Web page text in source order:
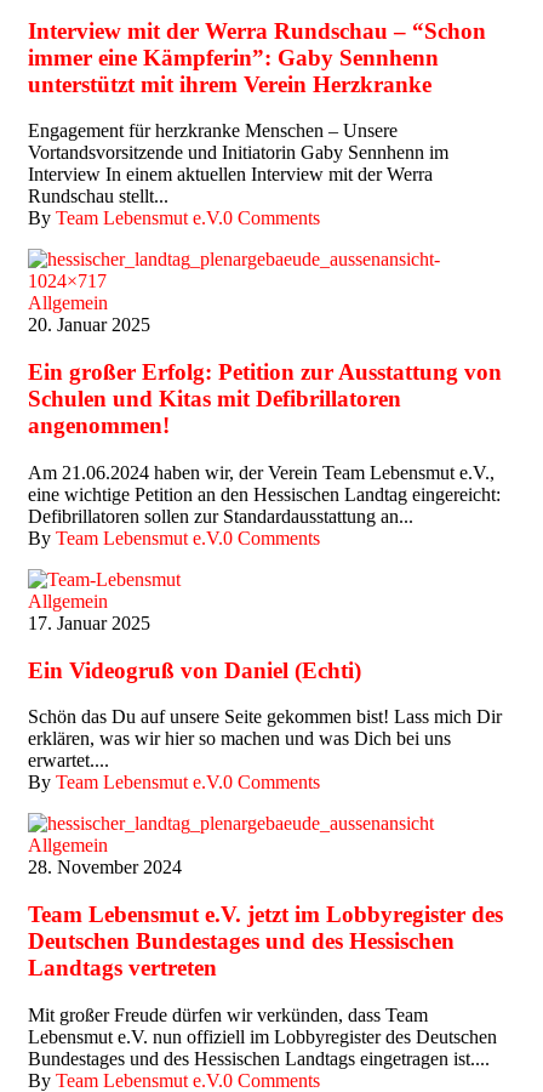
Interview mit der Werra Rundschau – “Schon
immer eine Kämpferin”: Gaby Sennhenn
unterstützt mit ihrem Verein Herzkranke
Engagement für herzkranke Menschen – Unsere
Vortandsvorsitzende und Initiatorin Gaby Sennhenn im
Interview In einem aktuellen Interview mit der Werra
Rundschau stellt...
By Team Lebensmut e.V.0 Comments
Allgemein
20. Januar 2025
Ein großer Erfolg: Petition zur Ausstattung von
Schulen und Kitas mit Defibrillatoren
angenommen!
Am 21.06.2024 haben wir, der Verein Team Lebensmut e.V.,
eine wichtige Petition an den Hessischen Landtag eingereicht:
Defibrillatoren sollen zur Standardausstattung an...
By Team Lebensmut e.V.0 Comments
Allgemein
17. Januar 2025
Ein Videogruß von Daniel (Echti)
Schön das Du auf unsere Seite gekommen bist! Lass mich Dir
erklären, was wir hier so machen und was Dich bei uns
erwartet....
By Team Lebensmut e.V.0 Comments
Allgemein
28. November 2024
Team Lebensmut e.V. jetzt im Lobbyregister des
Deutschen Bundestages und des Hessischen
Landtags vertreten
Mit großer Freude dürfen wir verkünden, dass Team
Lebensmut e.V. nun offiziell im Lobbyregister des Deutschen
Bundestages und des Hessischen Landtags eingetragen ist....
By Team Lebensmut e.V.0 Comments